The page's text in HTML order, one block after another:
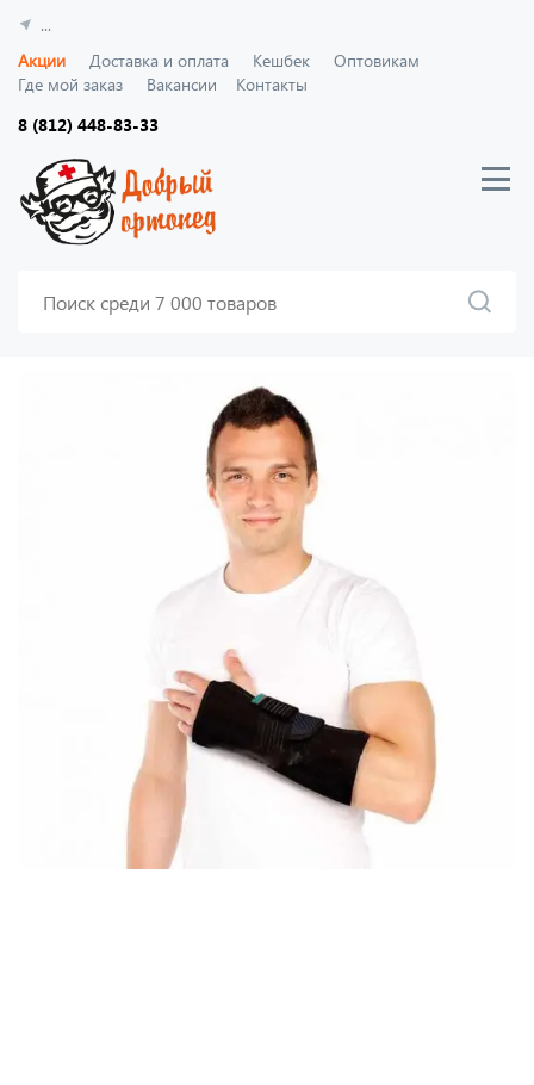
...
Акции
Доставка и оплата Кешбек
Оптовикам
Где мой заказ
Вакансии
Контакты
8 (812) 448-83-33